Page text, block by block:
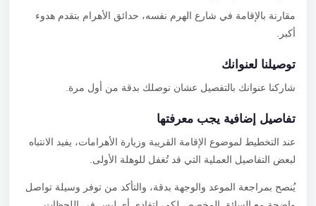
مقارنة بالإقامة في شارع الهرم نفسه، حدائق الأهرام بتقدم هدوء
أكبر.
توصيلنا لعنوانك
شاركنا عنوانك بالتفصيل عشان نوصلك بدقة من أول مرة.
تفاصيل إضافية يجب معرفتها
عند التخطيط لموضوع الإقامة القريبة وزيارة الأهرامات، يفيد الانتباه
لبعض التفاصيل العملية التي قد تُغفل للوهلة الأولى.
يُنصح بمراجعة الموعد والوجهة بدقة، والتأكد من توفر وسيلة تواصل